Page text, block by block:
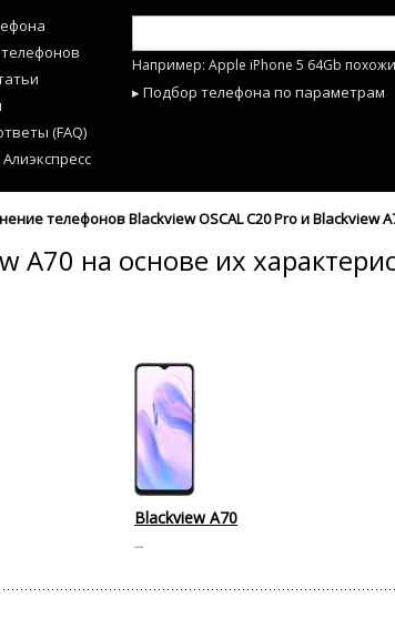
(FAQ)
Например: Apple iPhone 5 64Gb
▸ Подбор телефона по параметрам
телефонов Blackview OSCAL C20 Pro и Blackview
A70 на основе их
Blackview A70
--